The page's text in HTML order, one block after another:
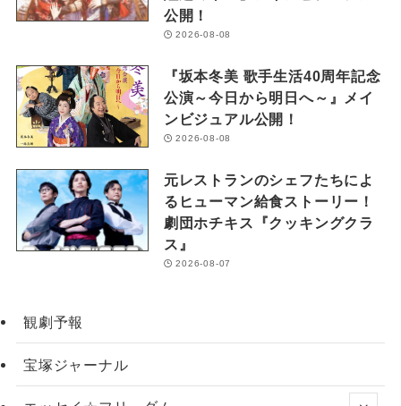
公開！
2026-08-08
『坂本冬美 歌手生活40周年記念
公演～今日から明日へ～』メイ
ンビジュアル公開！
2026-08-08
元レストランのシェフたちによ
るヒューマン給食ストーリー！
劇団ホチキス『クッキングクラ
ス』
2026-08-07
観劇予報
宝塚ジャーナル